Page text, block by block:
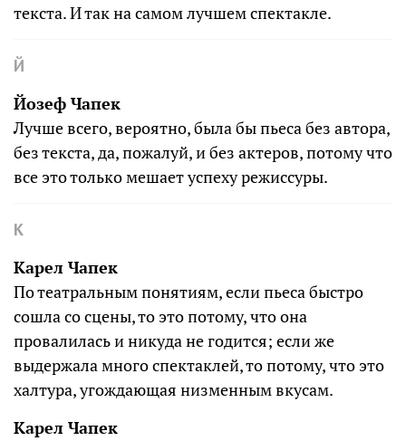
текста. И так на самом лучшем спектакле.
Й
Йозеф Чапек
Лучше всего, вероятно, была бы пьеса без автора,
без текста, да, пожалуй, и без актеров, потому что
все это только мешает успеху режиссуры.
К
Карел Чапек
По театральным понятиям, если пьеса быстро
сошла со сцены, то это потому, что она
провалилась и никуда не годится; если же
выдержала много спектаклей, то потому, что это
халтура, угождающая низменным вкусам.
Карел Чапек